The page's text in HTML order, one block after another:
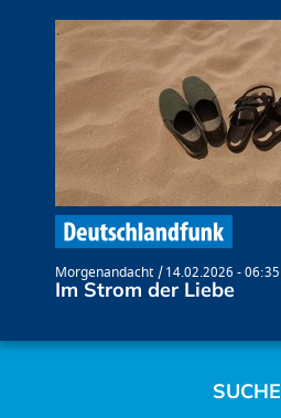
Morgenandacht 14.02.2026 - 06:35
Im Strom der Liebe
SUCHE